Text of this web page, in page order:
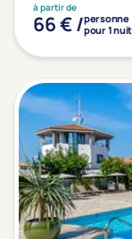
à partir de
66 € /personne
pour 1 nuit